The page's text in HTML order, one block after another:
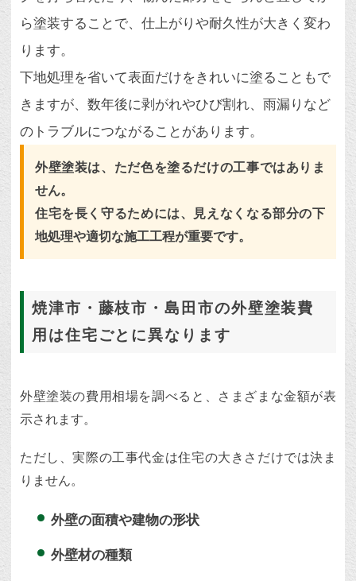
ら塗装することで、仕上がりや耐久性が大きく変わ
ります。
下地処理を省いて表面だけをきれいに塗ることもで
きますが、数年後に剥がれやひび割れ、雨漏りなど
のトラブルにつながることがあります。
外壁塗装は、ただ色を塗るだけの工事ではありま
せん。
住宅を長く守るためには、見えなくなる部分の下
地処理や適切な施工工程が重要です。
焼津市・藤枝市・島田市の外壁塗装費
用は住宅ごとに異なります
外壁塗装の費用相場を調べると、さまざまな金額が表
示されます。
ただし、実際の工事代金は住宅の大きさだけでは決ま
りません。
外壁の面積や建物の形状
外壁材の種類